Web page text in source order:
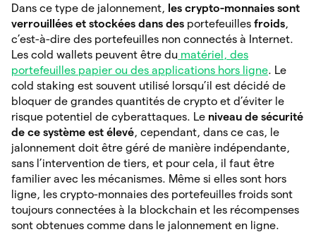
Dans ce type de jalonnement, les crypto-monnaies sont
verrouillées et stockées dans des portefeuilles froids,
c’est-à-dire des portefeuilles non connectés à Internet.
Les cold wallets peuvent être du matériel, des
portefeuilles papier ou des applications hors ligne. Le
cold staking est souvent utilisé lorsqu’il est décidé de
bloquer de grandes quantités de crypto et d’éviter le
risque potentiel de cyberattaques. Le niveau de sécurité
de ce système est élevé, cependant, dans ce cas, le
jalonnement doit être géré de manière indépendante,
sans l’intervention de tiers, et pour cela, il faut être
familier avec les mécanismes. Même si elles sont hors
ligne, les crypto-monnaies des portefeuilles froids sont
toujours connectées à la blockchain et les récompenses
sont obtenues comme dans le jalonnement en ligne.